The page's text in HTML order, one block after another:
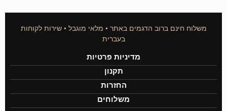
משלוח חינם ברוב הדגמים באתר • מלאי מוגבל • שירות לקוחות
בעברית
מדיניות פרטיות
תקנון
החזרות
משלוחים